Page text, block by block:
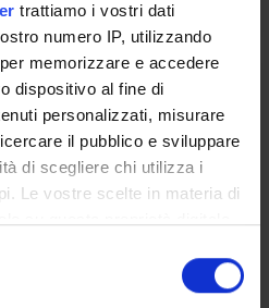
trattiamo i vostri dati
numero IP, utilizzando
memorizzare e accedere
dispositivo al fine di
personalizzati, misurare
il pubblico e sviluppare
di scegliere chi utilizza i
Le vostre scelte in materia di
consenso in qualsiasi
sui cookie o facendo clic